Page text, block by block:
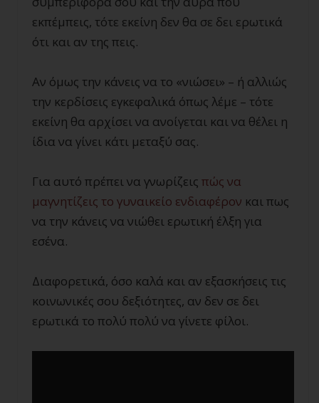
εκπέμπεις, τότε εκείνη δεν θα σε δει ερωτικά
ότι και αν της πεις.
Αν όμως την κάνεις να το «νιώσει» – ή αλλιώς
την κερδίσεις εγκεφαλικά όπως λέμε – τότε
εκείνη θα αρχίσει να ανοίγεται και να θέλει η
ίδια να γίνει κάτι μεταξύ σας.
Για αυτό πρέπει να γνωρίζεις πώς να
μαγνητίζεις το γυναικείο ενδιαφέρον και πως
να την κάνεις να νιώθει ερωτική έλξη για
εσένα.
Διαφορετικά, όσο καλά και αν εξασκήσεις τις
κοινωνικές σου δεξιότητες, αν δεν σε δει
ερωτικά το πολύ πολύ να γίνετε φίλοι.